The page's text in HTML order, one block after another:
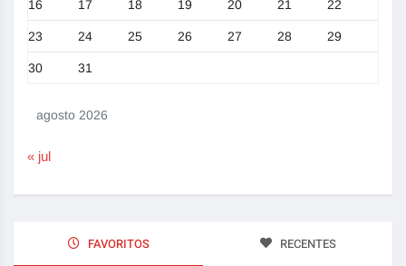
agosto 2026
16 17 18 19 20 21 22
23 24 25 26 27 28 29
30 31
« jul
FAVORITOS RECENTES